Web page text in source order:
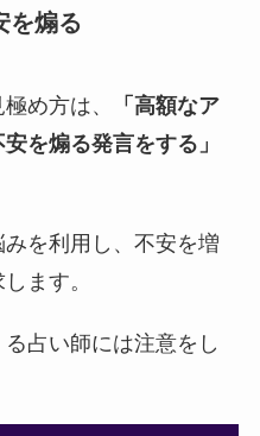
を煽る
め方は、
「高額なア
を煽る発言をする」
を利用し、不安を増
ます。
占い師には注意をし